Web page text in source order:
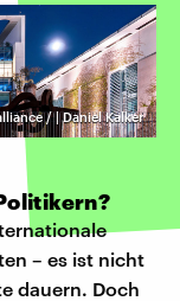
/ | Daniel Kalker
– es ist nicht
dauern. Doch